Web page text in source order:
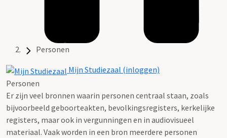
Personen
Mijn Studiezaal (inloggen)
Personen
Er zijn veel bronnen waarin personen centraal staan, zoals
bijvoorbeeld geboorteakten, bevolkingsregisters, kerkelijke
registers, maar ook in vergunningen en in audiovisueel
materiaal. Vaak worden in een bron meerdere personen